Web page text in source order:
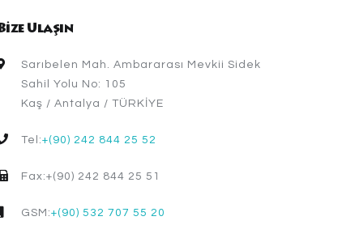
Bize Ulaşın
Sarıbelen Mah. Ambararası Mevkii Sidek
Sahil Yolu No: 105
Kaş / Antalya / TÜRKİYE
Tel:+(90) 242 844 25 52
Fax:+(90) 242 844 25 51
GSM:+(90) 532 707 55 20